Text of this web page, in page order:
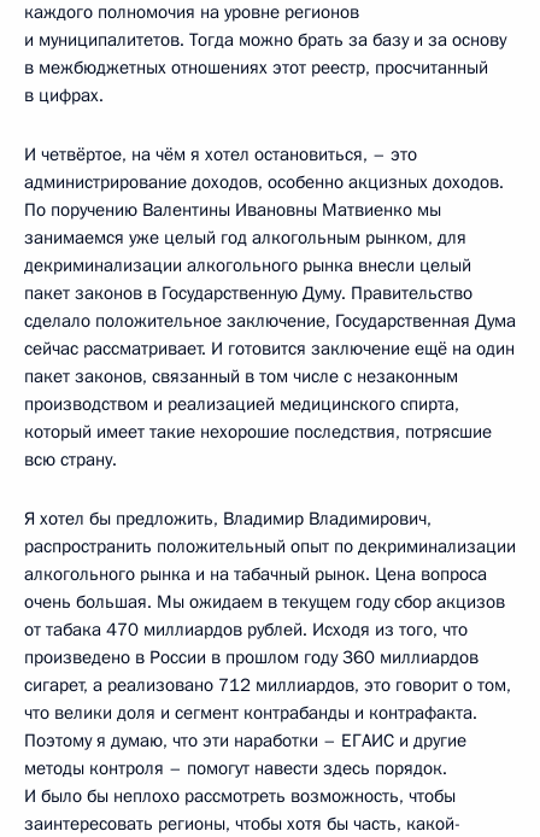
каждого полномочия на уровне регионов
и муниципалитетов. Тогда можно брать за базу и за основу
в межбюджетных отношениях этот реестр, просчитанный
в цифрах.
И четвёртое, на чём я хотел остановиться, – это
администрирование доходов, особенно акцизных доходов.
По поручению Валентины Ивановны Матвиенко мы
занимаемся уже целый год алкогольным рынком, для
декриминализации алкогольного рынка внесли целый
пакет законов в Государственную Думу. Правительство
сделало положительное заключение, Государственная Дума
сейчас рассматривает. И готовится заключение ещё на один
пакет законов, связанный в том числе с незаконным
производством и реализацией медицинского спирта,
который имеет такие нехорошие последствия, потрясшие
всю страну.
Я хотел бы предложить, Владимир Владимирович,
распространить положительный опыт по декриминализации
алкогольного рынка и на табачный рынок. Цена вопроса
очень большая. Мы ожидаем в текущем году сбор акцизов
от табака 470 миллиардов рублей. Исходя из того, что
произведено в России в прошлом году 360 миллиардов
сигарет, а реализовано 712 миллиардов, это говорит о том,
что велики доля и сегмент контрабанды и контрафакта.
Поэтому я думаю, что эти наработки – ЕГАИС и другие
методы контроля – помогут навести здесь порядок.
И было бы неплохо рассмотреть возможность, чтобы
заинтересовать регионы, чтобы хотя бы часть, какой-